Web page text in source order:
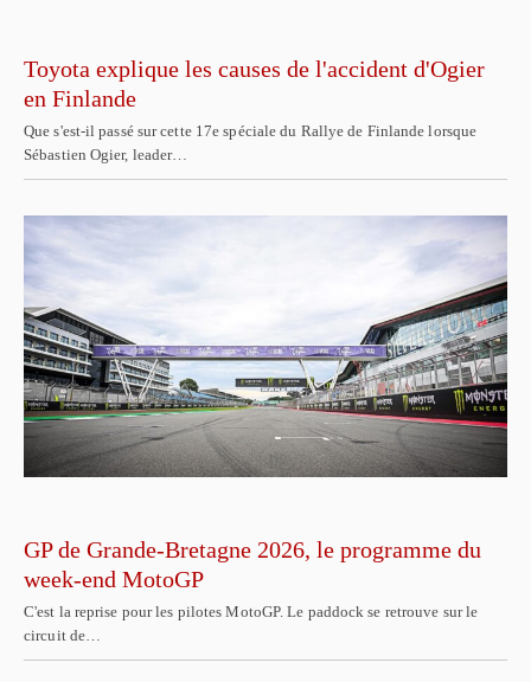
Toyota explique les causes de l'accident d'Ogier
en Finlande
Que s'est-il passé sur cette 17e spéciale du Rallye de Finlande lorsque
Sébastien Ogier, leader…
GP de Grande-Bretagne 2026, le programme du
week-end MotoGP
C'est la reprise pour les pilotes MotoGP. Le paddock se retrouve sur le
circuit de…